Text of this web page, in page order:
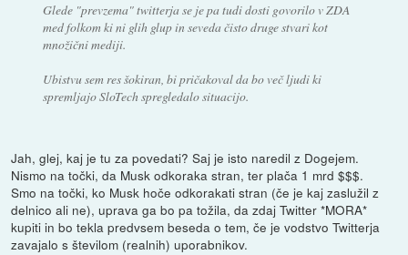
Glede "prevzema" twitterja se je pa tudi dosti govorilo v ZDA
med folkom ki ni glih glup in seveda čisto druge stvari kot
množični mediji.
Ubistvu sem res šokiran, bi pričakoval da bo več ljudi ki
spremljajo SloTech spregledalo situacijo.
Jah, glej, kaj je tu za povedati? Saj je isto naredil z Dogejem.
Nismo na točki, da Musk odkoraka stran, ter plača 1 mrd $$$.
Smo na točki, ko Musk hoče odkorakati stran (če je kaj zaslužil z
delnico ali ne), uprava ga bo pa tožila, da zdaj Twitter *MORA*
kupiti in bo tekla predvsem beseda o tem, če je vodstvo Twitterja
zavajalo s številom (realnih) uporabnikov.